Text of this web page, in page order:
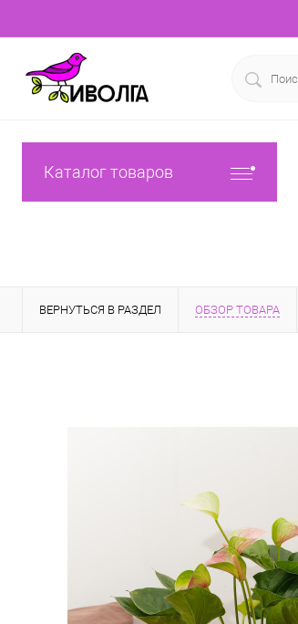
Каталог товаров
ВЕРНУТЬСЯ В РАЗДЕЛ ОБЗОР ТОВАРА